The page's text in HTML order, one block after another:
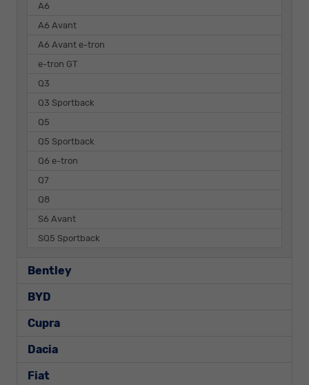
A6
A6 Avant
A6 Avant e-tron
e-tron GT
Q3
Q3 Sportback
Q5
Q5 Sportback
Q6 e-tron
Q7
Q8
S6 Avant
SQ5 Sportback
Bentley
BYD
Cupra
Dacia
Fiat